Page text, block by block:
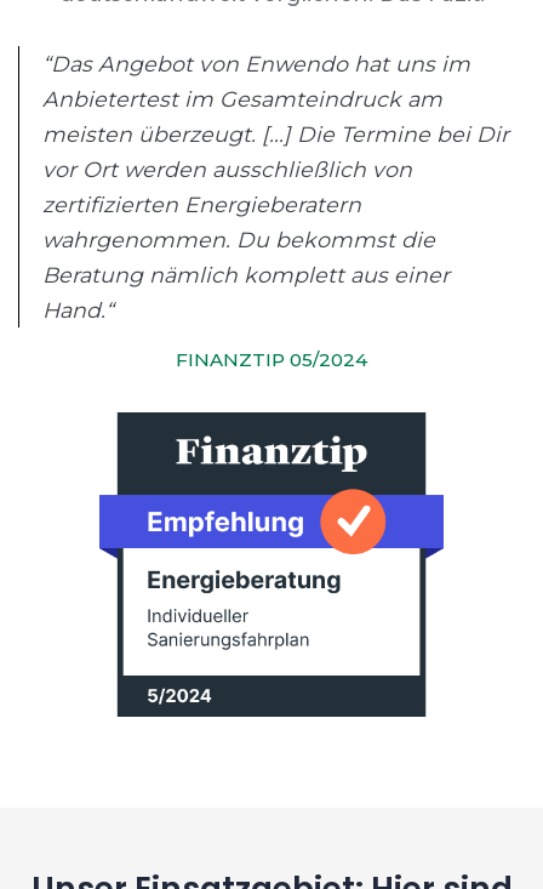
“Das Angebot von Enwendo hat uns im
Anbietertest im Gesamteindruck am
meisten überzeugt. [...] Die Termine bei Dir
vor Ort werden ausschließlich von
zertifizierten Energieberatern
wahrgenommen. Du bekommst die
Beratung nämlich komplett aus einer
Hand.“
FINANZTIP 05/2024